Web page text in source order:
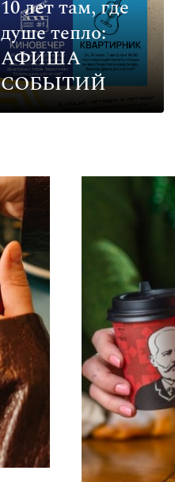
10 лет там, где
душе тепло:
АФИША
СОБЫТИЙ